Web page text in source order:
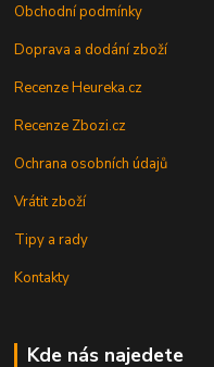
Obchodní podmínky
Doprava a dodání zboží
Recenze Heureka.cz
Recenze Zbozi.cz
Ochrana osobních údajů
Vrátit zboží
Tipy a rady
Kontakty
Kde nás najedete